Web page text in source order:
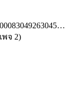
จ 2)